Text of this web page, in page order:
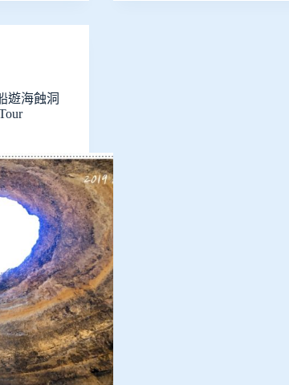
遊海蝕洞